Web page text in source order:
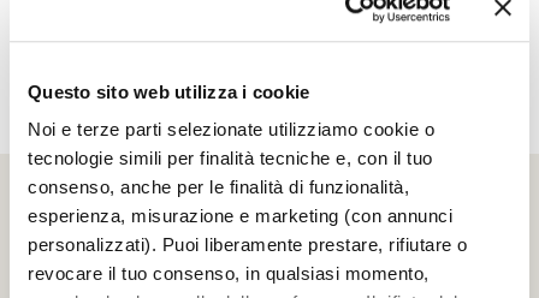
Questo sito web utilizza i cookie
Noi e terze parti selezionate utilizziamo cookie o
tecnologie simili per finalità tecniche e, con il tuo
consenso, anche per le finalità di funzionalità,
esperienza, misurazione e marketing (con annunci
personalizzati). Puoi liberamente prestare, rifiutare o
revocare il tuo consenso, in qualsiasi momento,
coordinamento sempre più efficace tra le diverse
competenze commerciali.
Rivivi l’evento e sfoglia la gallery: